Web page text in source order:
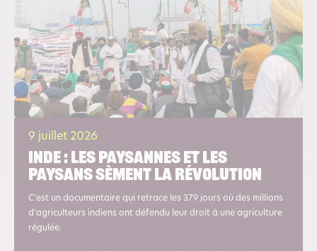
9 juillet 2026
Inde : les paysannes et les
paysans sèment la révolution
C'est un documentaire qui retrace les 379 jours où des millions
d'agriculteurs indiens ont défendu leur droit à une agriculture
régulée.